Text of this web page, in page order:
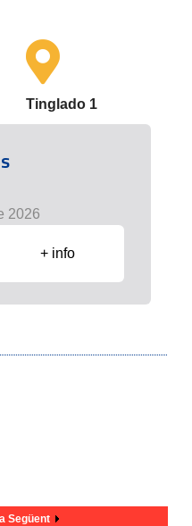
Tinglado 1
2026
+ info
Següent